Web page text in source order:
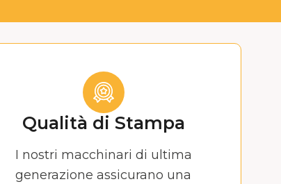
Qualità di Stampa
I nostri macchinari di ultima
generazione assicurano una